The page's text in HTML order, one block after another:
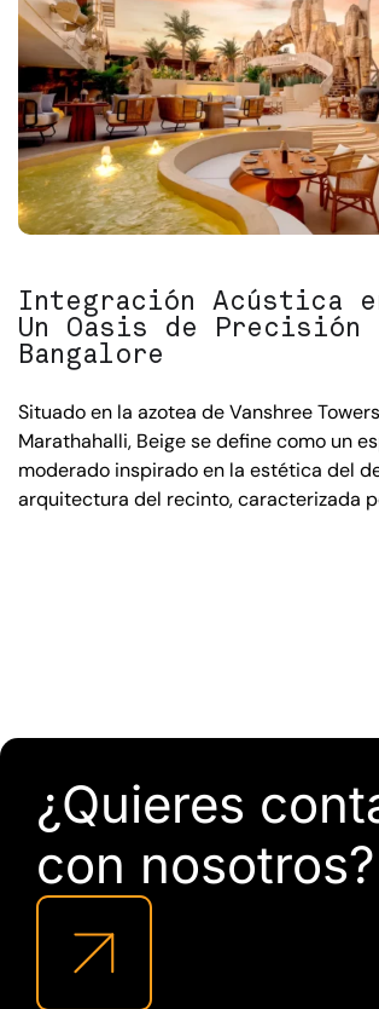
Integración Acústica
Un Oasis de Precisión
Bangalore
Situado en la azotea de Vanshree
Marathahalli, Beige se define como un
moderado inspirado en la estética del
arquitectura del recinto, caracterizada
¿Quieres
con nosotros?